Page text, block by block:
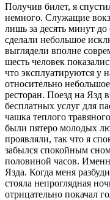
Получив билет, я
немного. Служащие
лишь за десять минут
сделали небольшое
выглядели вполне
шесть человек
что эксплуатируются у
относительно
ресторан. Поезд на Язд
бесплатных услуг для
чашка теплого
были пятеро молодых
проявляли, так что я
забылся спокойным
половиной часов.
Язда. Когда меня
стояла непроглядная
отрицательно покачал